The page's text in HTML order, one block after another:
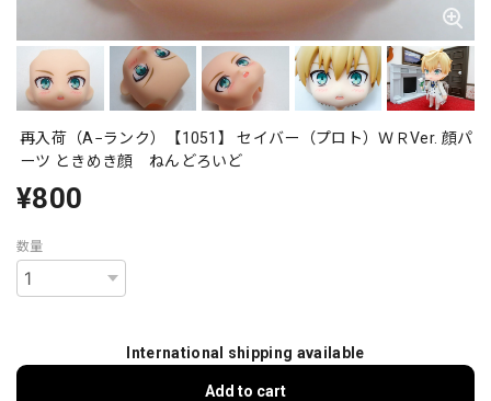
再入荷（A−ランク）【1051】 セイバー（プロト）ＷＲVer. 顔パ
ーツ ときめき顔 ねんどろいど
¥800
数量
International shipping available
Add to cart